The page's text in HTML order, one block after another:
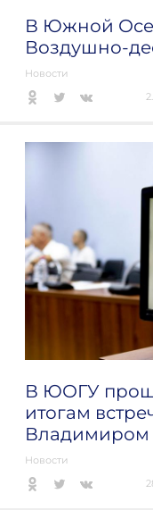
В Южной
Воздушно-
Новости
В ЮОГУ
итогам
Новости